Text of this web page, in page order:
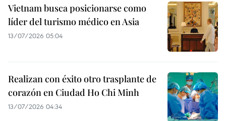
Vietnam busca posicionarse como
líder del turismo médico en Asia
13/07/2026 05:04
Realizan con éxito otro trasplante de
corazón en Ciudad Ho Chi Minh
13/07/2026 04:34